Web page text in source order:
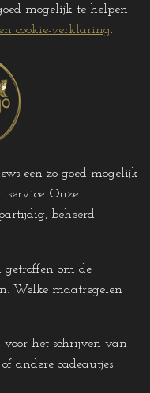
mogelijk te helpen
cookie-verklaring.
een zo goed mogelijk
service. Onze
beheerd
om de
Welke maatregelen
het schrijven van
andere cadeautjes